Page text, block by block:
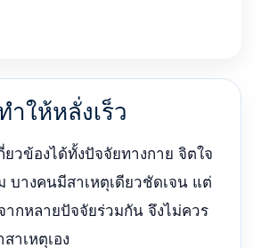
ำให้หลั่งเร็ว
ยวข้องได้ทั้งปัจจัยทางกาย จิตใจ
บางคนมีสาเหตุเดียวชัดเจน แต่
ากหลายปัจจัยร่วมกัน จึงไม่ควร
าเหตุเอง